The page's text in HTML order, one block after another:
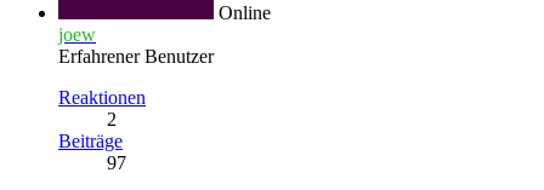
Online
joew
Erfahrener Benutzer
Reaktionen
2
Beiträge
97